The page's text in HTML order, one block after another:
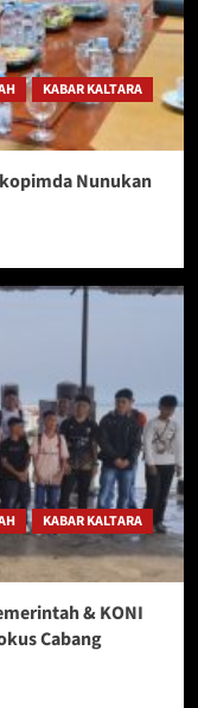
KABAR KALTARA
Nunukan
KABAR KALTARA
& KONI
Cabang